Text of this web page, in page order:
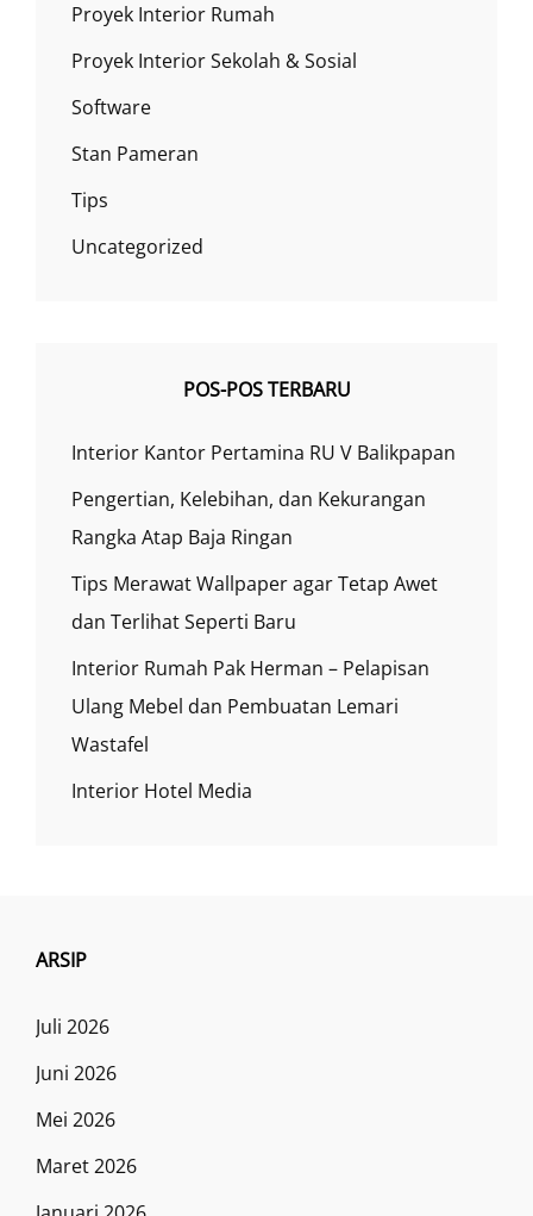
Proyek Interior Rumah
Proyek Interior Sekolah & Sosial
Software
Stan Pameran
Tips
Uncategorized
POS-POS TERBARU
Interior Kantor Pertamina RU V Balikpapan
Pengertian, Kelebihan, dan Kekurangan
Rangka Atap Baja Ringan
Tips Merawat Wallpaper agar Tetap Awet
dan Terlihat Seperti Baru
Interior Rumah Pak Herman – Pelapisan
Ulang Mebel dan Pembuatan Lemari
Wastafel
Interior Hotel Media
ARSIP
Juli 2026
Juni 2026
Mei 2026
Maret 2026